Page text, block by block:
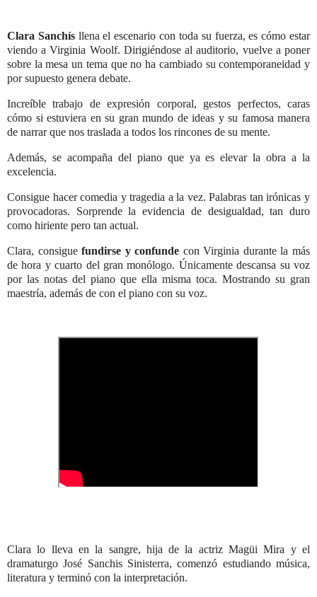
Clara Sanchísllena el escenario con toda su fuerza, es cómo estar
viendo a Virginia Woolf. Dirigiéndose al auditorio, vuelve a poner
sobre la mesa un tema que no ha cambiado su contemporaneidad y
por supuesto genera debate.
Increíble trabajo de expresión corporal, gestos perfectos, caras
cómo si estuviera en su gran mundo de ideas y su famosa manera
de narrar que nos traslada a todos los rincones de su mente.
Además, se acompaña del piano que ya es elevar la obra a la
excelencia.
Consigue hacer comedia y tragedia a la vez. Palabras tan irónicas y
provocadoras. Sorprende la evidencia de desigualdad, tan duro
como hiriente pero tan actual.
Clara, consiguefundirse y confunde con Virginia durante la más
de hora y cuarto del gran monólogo. Únicamente descansa su voz
por las notas del piano que ella misma toca. Mostrando su gran
maestría, además de con el piano con su voz.
Clara lo lleva en la sangre, hija de la actriz Magüi Mira y el
dramaturgo José Sanchis Sinisterra, comenzó estudiando música,
literatura y terminó con la interpretación.